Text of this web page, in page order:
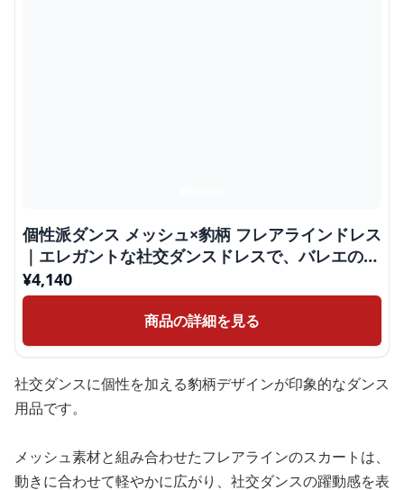
個性派ダンス メッシュ×豹柄 フレアラインドレス
｜エレガントな社交ダンスドレスで、バレエの優
雅さを取り入れ
¥4,140
商品の詳細を見る
社交ダンスに個性を加える豹柄デザインが印象的なダンス
用品です。
メッシュ素材と組み合わせたフレアラインのスカートは、
動きに合わせて軽やかに広がり、社交ダンスの躍動感を表